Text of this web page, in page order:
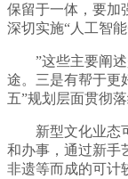
保留于一体，要加
深切实施“人工智能
”这些主要阐述
途。三是有帮于更
五”规划层面贯彻
新型文化业态可
和办事，通过新手
非遗等而成的可计